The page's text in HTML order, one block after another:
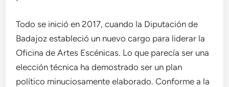
Todo se inició en 2017, cuando la Diputación de
Badajoz estableció un nuevo cargo para liderar la
Oficina de Artes Escénicas. Lo que parecía ser una
elección técnica ha demostrado ser un plan
político minuciosamente elaborado. Conforme a la